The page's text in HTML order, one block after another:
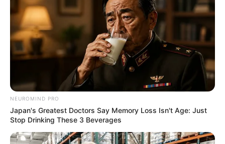
Debbie Saenz
NEUROMIND PRO
Japan's Greatest Doctors Say Memory Loss Isn't Age: Just
Stop Drinking These 3 Beverages